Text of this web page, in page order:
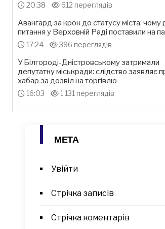
20:38 612 переглядів
Авангард за крок до статусу міста: чому
питання у Верховній Раді поставили на
17:24 396 переглядів
У Білгороді-Дністровському затримали
депутатку міськради: слідство заявляє
хабар за дозвіл на торгівлю
16:03 1 131 переглядів
МЕТА
Увійти
Стрічка записів
Стрічка коментарів